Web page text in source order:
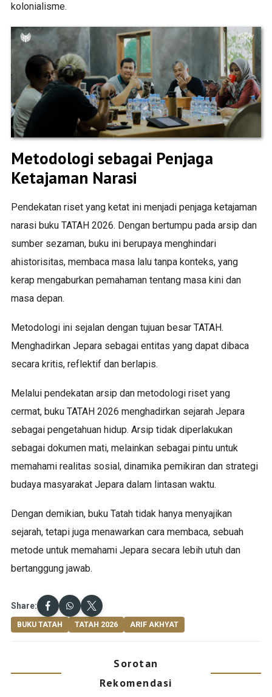
kolonialisme.
Metodologi sebagai Penjaga
Ketajaman Narasi
Pendekatan riset yang ketat ini menjadi penjaga ketajaman
narasi buku TATAH 2026. Dengan bertumpu pada arsip dan
sumber sezaman, buku ini berupaya menghindari
ahistorisitas, membaca masa lalu tanpa konteks, yang
kerap mengaburkan pemahaman tentang masa kini dan
masa depan.
Metodologi ini sejalan dengan tujuan besar TATAH.
Menghadirkan Jepara sebagai entitas yang dapat dibaca
secara kritis, reflektif dan berlapis.
Melalui pendekatan arsip dan metodologi riset yang
cermat, buku TATAH 2026 menghadirkan sejarah Jepara
sebagai pengetahuan hidup. Arsip tidak diperlakukan
sebagai dokumen mati, melainkan sebagai pintu untuk
memahami realitas sosial, dinamika pemikiran dan strategi
budaya masyarakat Jepara dalam lintasan waktu.
Dengan demikian, buku Tatah tidak hanya menyajikan
sejarah, tetapi juga menawarkan cara membaca, sebuah
metode untuk memahami Jepara secara lebih utuh dan
bertanggung jawab.
Share:
BUKU TATAH TATAH 2026 ARIF AKHYAT
Sorotan
Rekomendasi